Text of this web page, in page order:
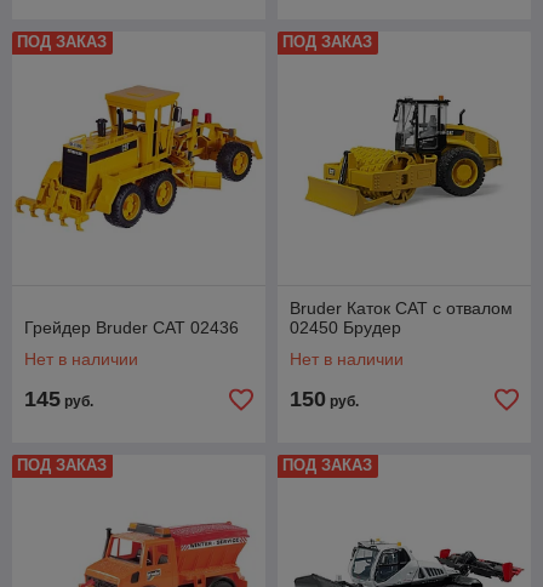
ПОД ЗАКАЗ
Грейдер Bruder CAT 02436
Нет в наличии
145 руб.
ПОД ЗАКАЗ
Bruder Каток CAT с отвалом
02450 Брудер
Нет в наличии
150 руб.
ПОД ЗАКАЗ ПОД ЗАКАЗ